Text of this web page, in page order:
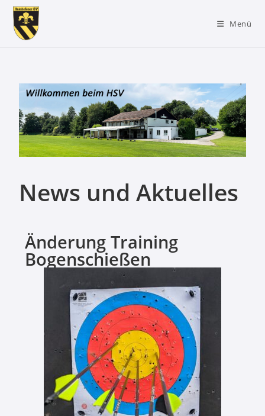
Menü
News und Aktuelles
Änderung Training
Bogenschießen